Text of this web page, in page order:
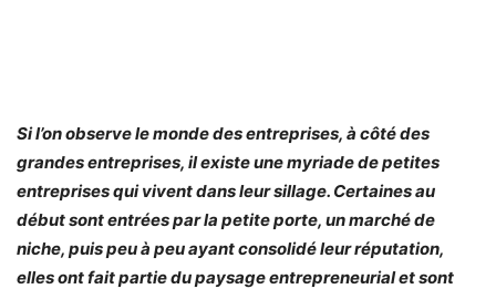
Si l’on observe le monde des entreprises, à côté des
grandes entreprises, il existe une myriade de petites
entreprises qui vivent dans leur sillage. Certaines au
début sont entrées par la petite porte, un marché de
niche, puis peu à peu ayant consolidé leur réputation,
elles ont fait partie du paysage entrepreneurial et sont